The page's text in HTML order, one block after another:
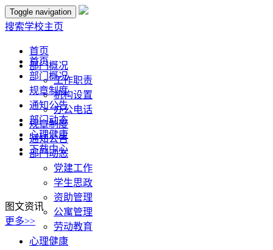
Toggle navigation
搜索学校主页
首页
部门概况
工作职责
机构设置
办公电话
规章制度
通知公告
部门动态
党建工作
学生思政
资助管理
公寓管理
劳动教育
心理健康
首页
部门概况
规章制度
通知公告
部门动态
心理健康
下载中心
图文资讯
更多>>